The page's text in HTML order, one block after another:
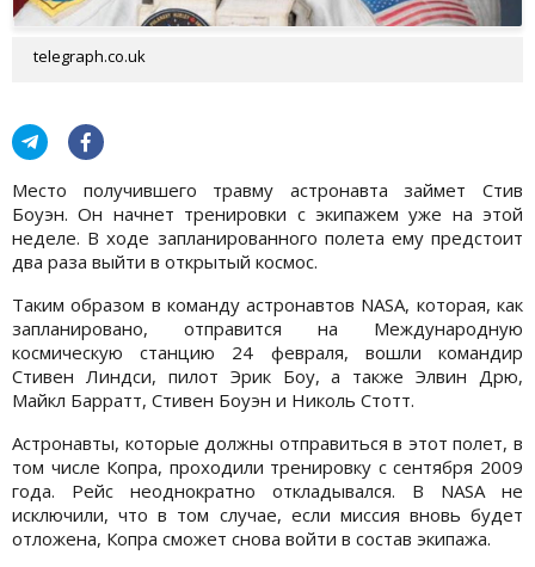
telegraph.co.uk
Место получившего травму астронавта займет Стив
Боуэн. Он начнет тренировки с экипажем уже на этой
неделе. В ходе запланированного полета ему предстоит
два раза выйти в открытый космос.
Таким образом в команду астронавтов NASA, которая, как
запланировано, отправится на Международную
космическую станцию 24 февраля, вошли командир
Стивен Линдси, пилот Эрик Боу, а также Элвин Дрю,
Майкл Барратт, Стивен Боуэн и Николь Стотт.
Астронавты, которые должны отправиться в этот полет, в
том числе Копра, проходили тренировку с сентября 2009
года. Рейс неоднократно откладывался. В NASA не
исключили, что в том случае, если миссия вновь будет
отложена, Копра сможет снова войти в состав экипажа.